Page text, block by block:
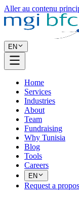
Aller au contenu
EN
Home
Services
Industries
About
Team
Fundraising
Why Tunisia
Blog
Tools
Careers
EN
Request a